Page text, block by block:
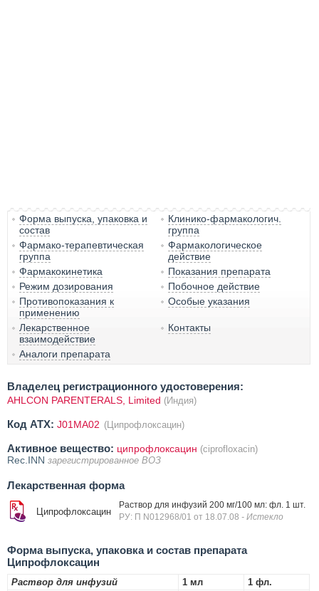
Форма выпуска, упаковка и
состав
Клинико-фармакологич.
группа
Фармако-терапевтическая
группа
Фармакологическое
действие
Фармакокинетика
Показания препарата
Режим дозирования
Побочное действие
Противопоказания к
применению
Особые указания
Лекарственное
взаимодействие
Контакты
Аналоги препарата
Владелец регистрационного удостоверения:
AHLCON PARENTERALS, Limited (Индия)
Код ATX: J01MA02 (Ципрофлоксацин)
Активное вещество: ципрофлоксацин (ciprofloxacin)
Rec.INN зарегистрированное ВОЗ
Лекарственная форма
Ципрофлоксацин
Раствор для инфузий 200 мг/100 мл: фл. 1 шт.
РУ: П N012968/01 от 18.07.08 - Истекло
Форма выпуска, упаковка и состав препарата
Ципрофлоксацин
Раствор для инфузий 1 мл
1 фл.